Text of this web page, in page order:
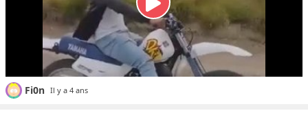
Fi0n Il y a 4 ans